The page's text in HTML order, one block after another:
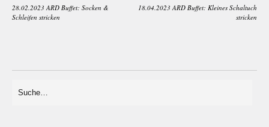
28.02.2023 ARD Buffet: Socken &
Schleifen stricken
18.04.2023 ARD Buffet: Kleines Schaltuch
stricken